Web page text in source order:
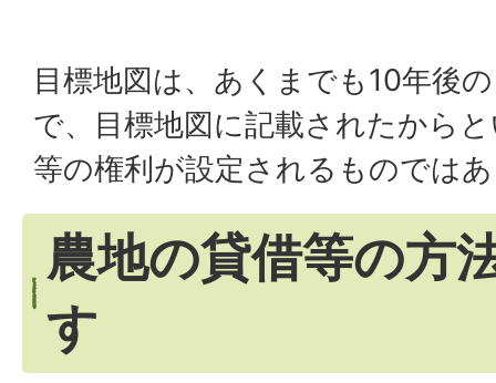
目標地図は、あくまでも10年後
で、目標地図に記載されたから
等の権利が設定されるものでは
農地の貸借等の方
す